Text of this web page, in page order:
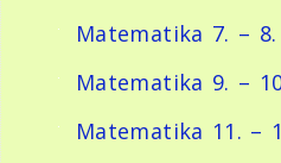
Matematika 7. –
Matematika 9. –
Matematika 11. –